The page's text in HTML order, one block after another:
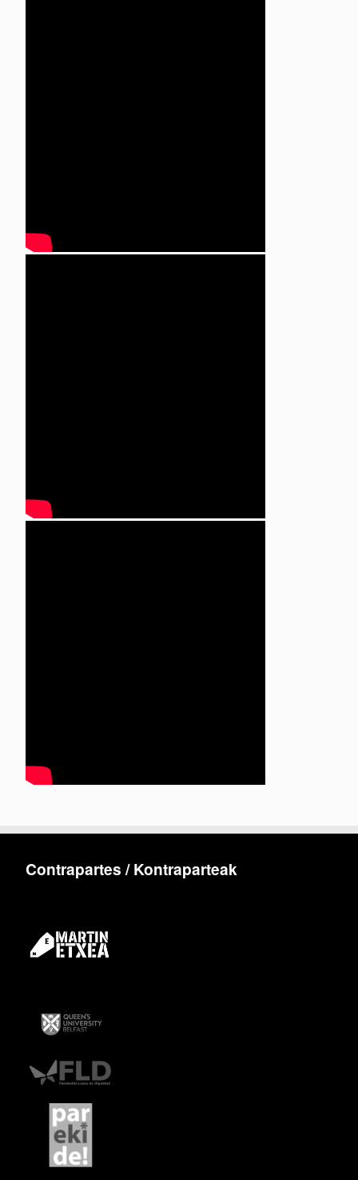
Contrapartes / Kontraparteak